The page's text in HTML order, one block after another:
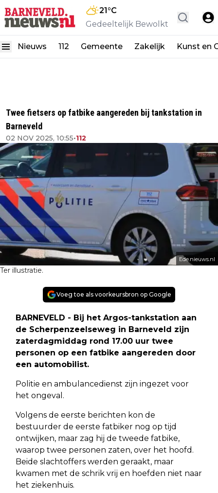
21°C
Gedeeltelijk Bewolkt
Nieuws 112 Gemeente Zakelijk Kunst en
Twee fietsers op fatbike aangereden bij tankstation in
Barneveld
02 NOV 2025, 10:55•112
Ede.nieuws.nl
Ter illustratie.
Voeg toe als voorkeursbron op Google
BARNEVELD - Bij het Argos-tankstation aan
de Scherpenzeelseweg in Barneveld zijn
zaterdagmiddag rond 17.00 uur twee
personen op een fatbike aangereden door
een automobilist.
Politie en ambulancedienst zijn ingezet voor
het ongeval.
Volgens de eerste berichten kon de
bestuurder de eerste fatbiker nog op tijd
ontwijken, maar zag hij de tweede fatbike,
waarop twee personen zaten, over het hoofd.
Beide slachtoffers werden geraakt, maar
kwamen met de schrik vrij en hoefden niet naar
het ziekenhuis.